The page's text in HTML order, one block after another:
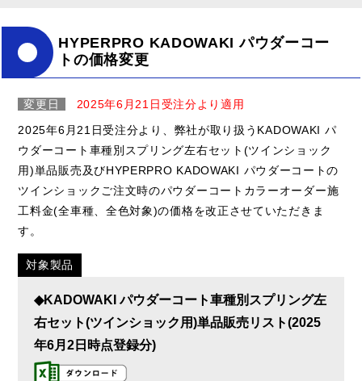
HYPERPRO KADOWAKI パウダーコー
トの価格変更
変更日
2025年6月21日受注分より適用
2025年6月21日受注分より、弊社が取り扱うKADOWAKI パ
ウダーコート車種別スプリング左右セット(ツインショック
用)単品販売及びHYPERPRO KADOWAKI パウダーコートの
ツインショックご注文時のパウダーコートカラーオーダー施
工料金(全車種、全色対象)の価格を改正させていただきま
す。
対象製品
◆KADOWAKI パウダーコート車種別スプリング左
右セット(ツインショック用)単品販売リスト(2025
年6月2日時点登録分)